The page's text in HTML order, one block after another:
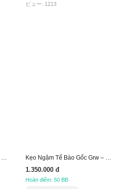
ビュー: 1213
Kẹo Ngậm Tế Bào Gốc Stp – Giảm Viêm Khớp Aplgo Kẹo Ngậm Tế Bào Gốc Grw – Tăng Đề Kháng Aplgo
1.350.000 đ
Hoàn điểm: 50 BB